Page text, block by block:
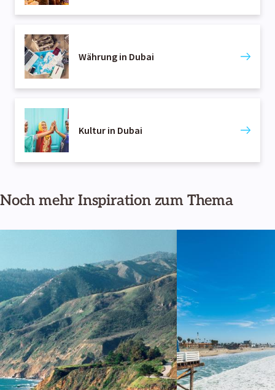
Währung in Dubai
Kultur in Dubai
Noch mehr Inspiration zum Thema